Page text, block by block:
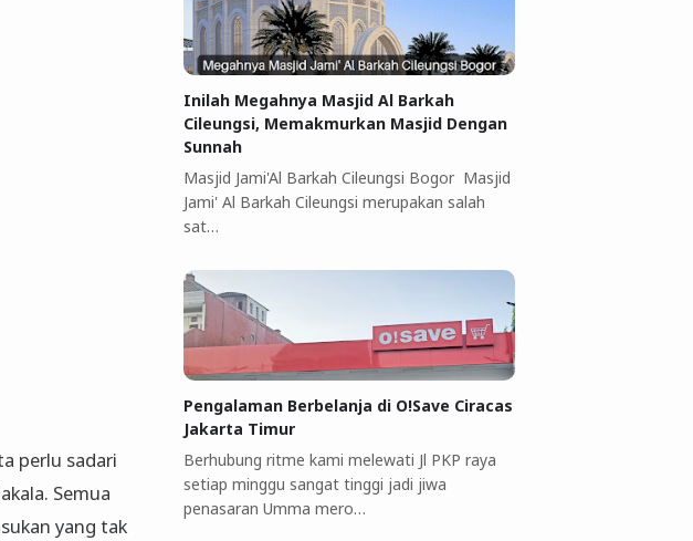
perlu sadari
Semua
yang tak
Inilah Megahnya Masjid Al Barkah
Cileungsi, Memakmurkan Masjid Dengan
Sunnah
Masjid Jami'Al Barkah Cileungsi Bogor Masjid
Jami' Al Barkah Cileungsi merupakan salah
sat…
Pengalaman Berbelanja di O!Save Ciracas
Jakarta Timur
Berhubung ritme kami melewati Jl PKP raya
setiap minggu sangat tinggi jadi jiwa
penasaran Umma mero…